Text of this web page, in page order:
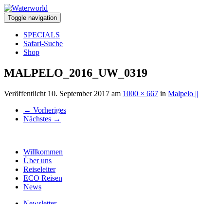
Toggle navigation
SPECIALS
Safari-Suche
Shop
MALPELO_2016_UW_0319
Veröffentlicht 10. September 2017 am 1000 × 667 in Malpelo ||
← Vorheriges
Nächstes →
Willkommen
Über uns
Reiseleiter
ECO Reisen
News